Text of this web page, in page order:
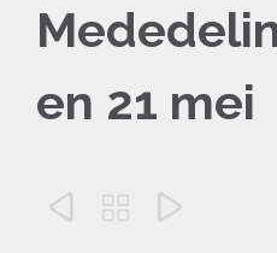
en 21 mei
  